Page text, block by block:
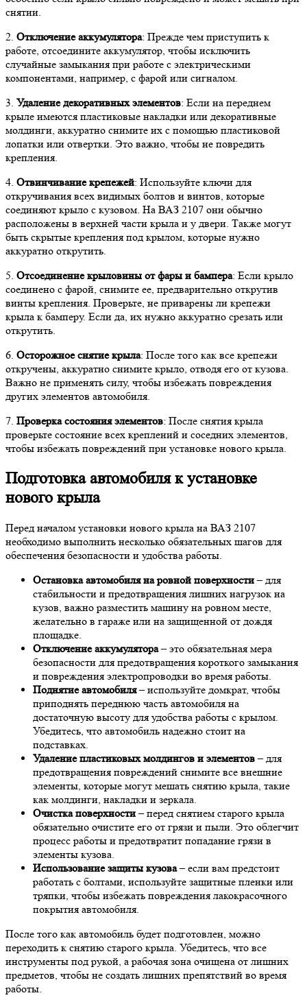
снятии.
2. Отключение аккумулятора: Прежде чем приступить к
работе, отсоедините аккумулятор, чтобы исключить
случайные замыкания при работе с электрическими
компонентами, например, с фарой или сигналом.
3. Удаление декоративных элементов: Если на переднем
крыле имеются пластиковые накладки или декоративные
молдинги, аккуратно снимите их с помощью пластиковой
лопатки или отвертки. Это важно, чтобы не повредить
крепления.
4. Отвинчивание крепежей: Используйте ключи для
откручивания всех видимых болтов и винтов, которые
соединяют крыло с кузовом. На ВАЗ 2107 они обычно
расположены в верхней части крыла и у двери. Также могут
быть скрытые крепления под крылом, которые нужно
аккуратно открутить.
5. Отсоединение крыловины от фары и бампера: Если крыло
соединено с фарой, снимите ее, предварительно открутив
винты крепления. Проверьте, не приварены ли крепежи
крыла к бамперу. Если да, их нужно аккуратно срезать или
открутить.
6. Осторожное снятие крыла: После того как все крепежи
откручены, аккуратно снимите крыло, отводя его от кузова.
Важно не применять силу, чтобы избежать повреждения
других элементов автомобиля.
7. Проверка состояния элементов: После снятия крыла
проверьте состояние всех креплений и соседних элементов,
чтобы избежать повреждений при установке нового крыла.
Подготовка автомобиля к установке
нового крыла
Перед началом установки нового крыла на ВАЗ 2107
необходимо выполнить несколько обязательных шагов для
обеспечения безопасности и удобства работы.
Остановка автомобиля на ровной поверхности– для
стабильности и предотвращения лишних нагрузок на
кузов, важно разместить машину на ровном месте,
желательно в гараже или на защищенной от дождя
площадке.
Отключение аккумулятора– это обязательная мера
безопасности для предотвращения короткого замыкания
и повреждения электропроводки во время работы.
Поднятие автомобиля– используйте домкрат, чтобы
приподнять переднюю часть автомобиля на
достаточную высоту для удобства работы с крылом.
Убедитесь, что автомобиль надежно стоит на
подставках.
Удаление пластиковых молдингов и элементов– для
предотвращения повреждений снимите все внешние
элементы, которые могут мешать снятию крыла, такие
как молдинги, накладки и зеркала.
Очистка поверхности– перед снятием старого крыла
обязательно очистите его от грязи и пыли. Это облегчит
процесс работы и предотвратит попадание грязи в
элементы кузова.
Использование защиты кузова– если вам предстоит
работать с болтами, используйте защитные пленки или
тряпки, чтобы избежать повреждения лакокрасочного
покрытия автомобиля.
После того как автомобиль будет подготовлен, можно
переходить к снятию старого крыла. Убедитесь, что все
инструменты под рукой, а рабочая зона очищена от лишних
предметов, чтобы не создать лишних препятствий во время
работы.